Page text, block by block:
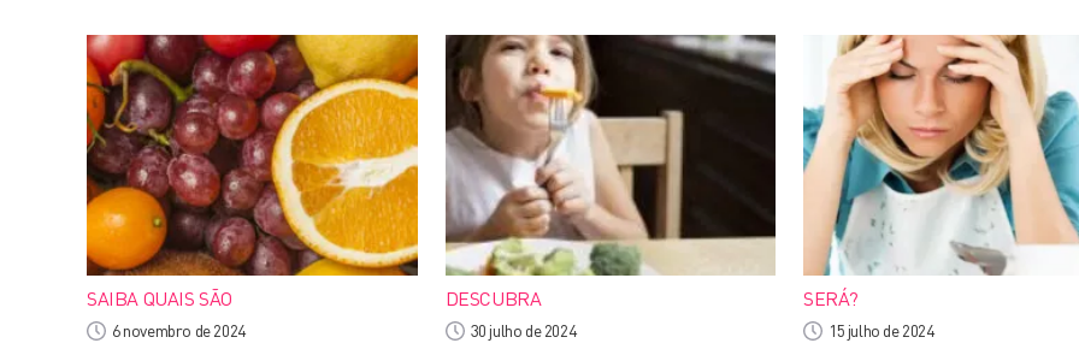
SAIBA QUAIS SÃO
6 novembro de 2024
DESCUBRA
30 julho de 2024
SERÁ?
15 julho de 2024